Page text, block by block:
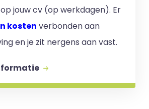
jouw cv (op werkdagen). Er
kosten verbonden aan
en je zit nergens aan vast.